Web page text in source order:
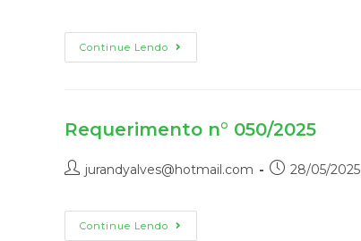
Continue Lendo
Requerimento n° 050/2025
jurandyalves@hotmail.com 28/05/2025
Continue Lendo